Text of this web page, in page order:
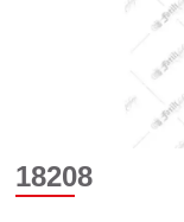
Yapı Malzemeleri
Kesim - Büküm
Lazer Kesim
18208